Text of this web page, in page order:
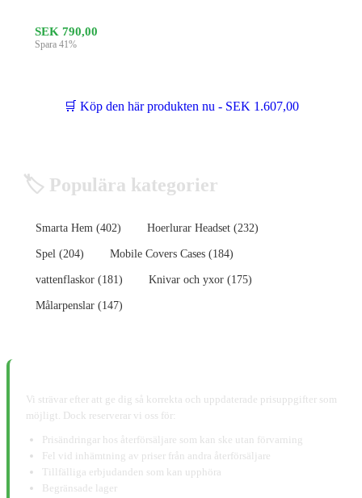
SEK 790,00
Spara 41%
🛒 Köp den här produkten nu - SEK 1.607,00
🏷️ Populära kategorier
Smarta Hem (402) Hoerlurar Headset (232)
Spel (204) Mobile Covers Cases (184)
vattenflaskor (181) Knivar och yxor (175)
Målarpenslar (147)
Vi strävar efter att ge dig så korrekta och uppdaterade prisuppgifter som
möjligt. Dock reserverar vi oss för:
Prisändringar hos återförsäljare som kan ske utan förvarning
Fel vid inhämtning av priser från andra återförsäljare
Tillfälliga erbjudanden som kan upphöra
Begränsade lager